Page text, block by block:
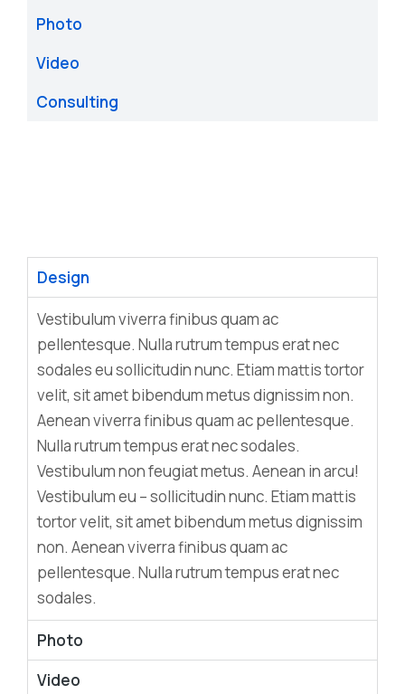
Photo
Video
Consulting
Design
Vestibulum viverra finibus quam ac
pellentesque. Nulla rutrum tempus erat nec
sodales eu sollicitudin nunc. Etiam mattis tortor
velit, sit amet bibendum metus dignissim non.
Aenean viverra finibus quam ac pellentesque.
Nulla rutrum tempus erat nec sodales.
Vestibulum non feugiat metus. Aenean in arcu!
Vestibulum eu – sollicitudin nunc. Etiam mattis
tortor velit, sit amet bibendum metus dignissim
non. Aenean viverra finibus quam ac
pellentesque. Nulla rutrum tempus erat nec
sodales.
Photo
Video